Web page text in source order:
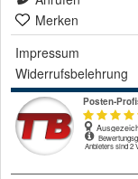
Merken
Impressum
Widerrufsbelehrung